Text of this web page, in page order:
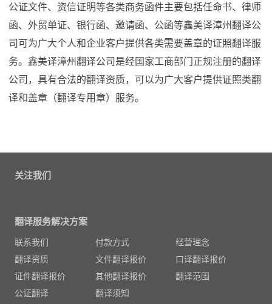
公证文件、资信证明等各类商务函件主要包括任命书、律师
函、外贸单证、银行函、邀请函、公函等鑫美译漳州翻译公
司可为广大个人和企业客户提供各类需要盖章的证照翻译服
务。鑫美译漳州翻译公司是经国家工商部门正规注册的翻译
公司，具有合法的翻译资质，可以为广大客户提供证照类翻
译和盖章（翻译专用章）服务。
关注我们
翻译服务解决方案
联系我们 付款方式
经营理念
翻译资质
文件翻译报价
口译翻译报价
证件翻译报价
其他翻译报价
翻译范围
公证翻译
翻译须知